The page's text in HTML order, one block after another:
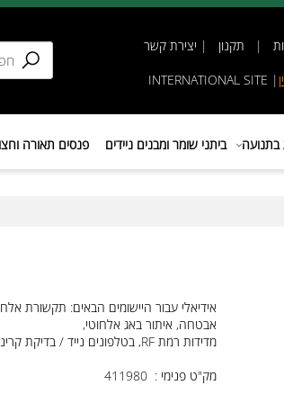
תקנון |יצירת קשר
INTERNATIONAL
ביתני שומר ומבנים ניידים פנסים תאורה וחצובות
אבטחה, איתור באג אלחוטי,